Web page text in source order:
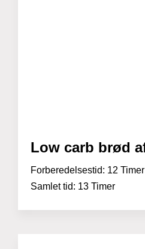
Low carb brød
Forberedelsestid: 12 Timer
Samlet tid: 13 Timer